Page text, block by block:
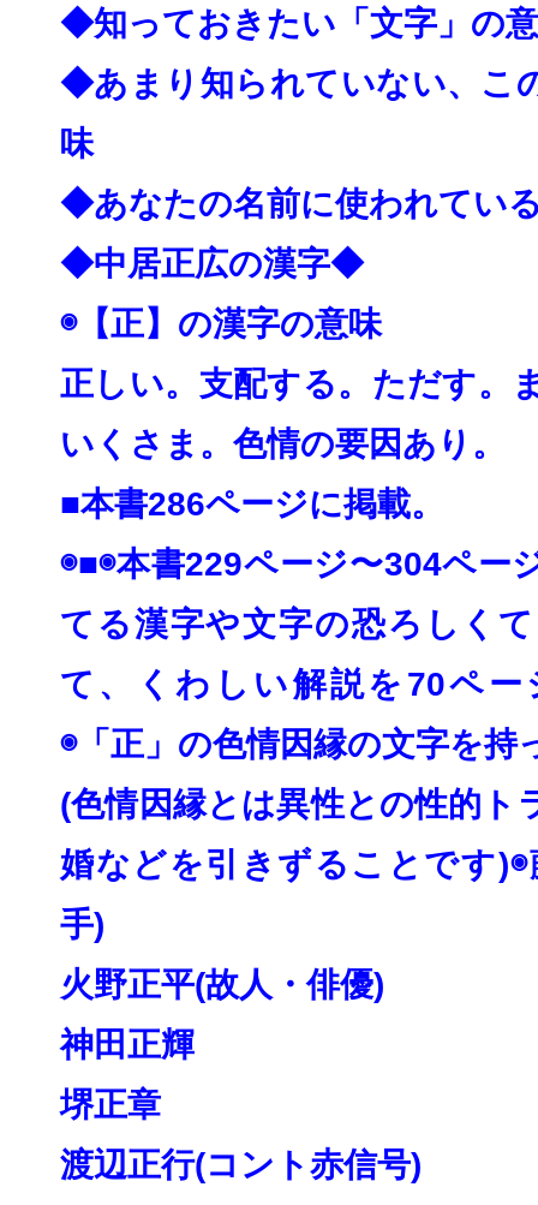
◆知っておきたい「文字」の
◆あまり知られていない、こ
味
◆あなたの名前に使われてい
◆中居正広の漢字◆
◉【正】の漢字の意味
正しい。支配する。ただす。
いくさま。色情の要因あり。
■本書286ページに掲載。
◉■◉本書229ページ〜304ペー
てる漢字や文字の恐ろしく
て、
くわしい解説を70ペ
◉「正」の色情因縁の文字を持
(色情因縁とは異性との性的ト
婚などを引きずる ことです)◉
手)
火野正平(故人・俳優)
神田正輝
堺正章
渡辺正行(コント赤信号)